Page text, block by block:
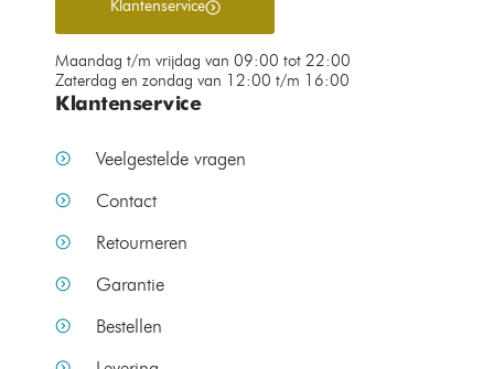
Klantenservice
Maandag t/m vrijdag van 09:00 tot 22:00
Zaterdag en zondag van 12:00 t/m 16:00
Klantenservice
Veelgestelde vragen
Contact
Retourneren
Garantie
Bestellen